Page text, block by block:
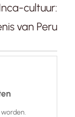
cultuur:
van Peru